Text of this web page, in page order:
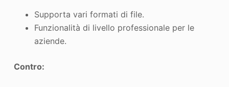
Supporta vari formati di file.
Funzionalità di livello professionale per le
aziende.
Contro: